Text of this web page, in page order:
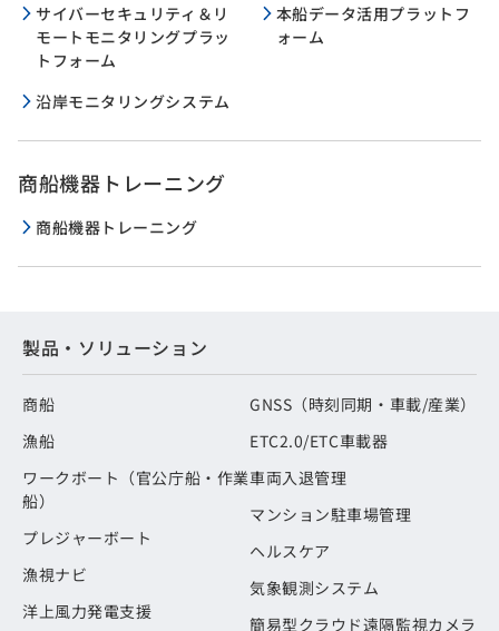
サイバーセキュリティ＆リ
モートモニタリングプラッ
トフォーム
本船データ活用プラットフ
ォーム
沿岸モニタリングシステム
商船機器トレーニング
商船機器トレーニング
製品・ソリューション
商船
漁船
ワークボート（官公庁船・作業
船）
プレジャーボート
漁視ナビ
洋上風力発電支援
GNSS（時刻同期・車載/産業）
ETC2.0/ETC車載器
車両入退管理
マンション駐車場管理
ヘルスケア
気象観測システム
簡易型クラウド遠隔監視カメラ